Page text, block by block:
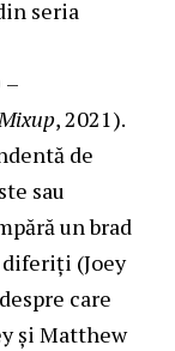
seria
–
, 2021).
de
sau
un brad
diferiți (Joey
care
și Matthew